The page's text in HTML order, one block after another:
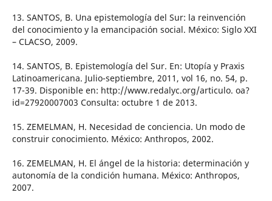
13. SANTOS, B. Una epistemología del Sur: la reinvención
del conocimiento y la emancipación social. México: Siglo XXI
– CLACSO, 2009.
14. SANTOS, B. Epistemología del Sur. En: Utopía y Praxis
Latinoamericana. Julio-septiembre, 2011, vol 16, no. 54, p.
17-39. Disponible en: http://www.redalyc.org/articulo. oa?
id=27920007003 Consulta: octubre 1 de 2013.
15. ZEMELMAN, H. Necesidad de conciencia. Un modo de
construir conocimiento. México: Anthropos, 2002.
16. ZEMELMAN, H. El ángel de la historia: determinación y
autonomía de la condición humana. México: Anthropos,
2007.